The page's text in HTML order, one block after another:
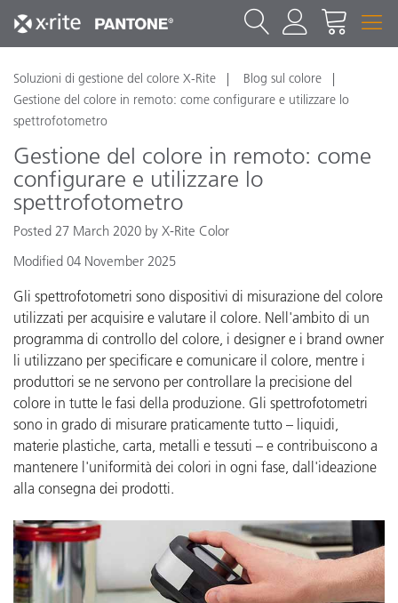
Soluzioni di gestione del colore X-Rite
Blog sul colore
Gestione del colore in remoto: come configurare e utilizzare lo
spettrofotometro
Gestione del colore in remoto: come
configurare e utilizzare lo
spettrofotometro
Posted 27 March 2020 by X-Rite Color
Modified 04 November 2025
Gli spettrofotometri sono dispositivi di misurazione del colore
utilizzati per acquisire e valutare il colore. Nell'ambito di un
programma di controllo del colore, i designer e i brand owner
li utilizzano per specificare e comunicare il colore, mentre i
produttori se ne servono per controllare la precisione del
colore in tutte le fasi della produzione. Gli spettrofotometri
sono in grado di misurare praticamente tutto – liquidi,
materie plastiche, carta, metalli e tessuti – e contribuiscono a
mantenere l'uniformità dei colori in ogni fase, dall'ideazione
alla consegna dei prodotti.